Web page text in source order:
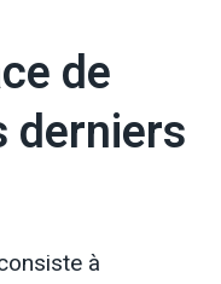
de
derniers
à